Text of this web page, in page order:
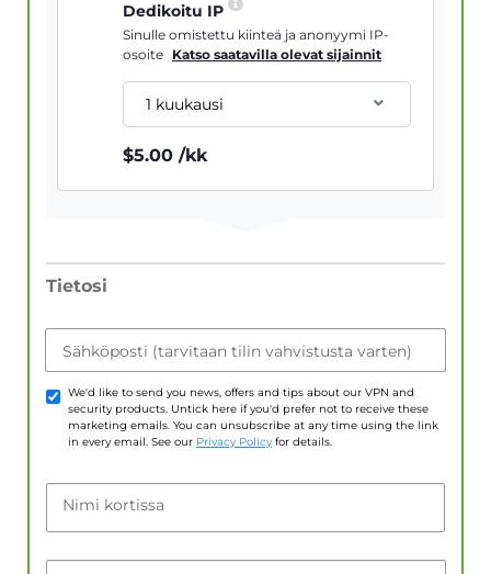
Dedikoitu IP
Sinulle omistettu kiinteä ja anonyymi IP-
osoite Katso saatavilla olevat sijainnit
1 kuukausi
$5.00 /kk
Tietosi
Sähköposti (tarvitaan tilin vahvistusta varten)
We'd like to send you news, offers and tips about our VPN and
security products. Untick here if you'd prefer not to receive these
marketing emails. You can unsubscribe at any time using the link
in every email. See our Privacy Policy for details.
Nimi kortissa